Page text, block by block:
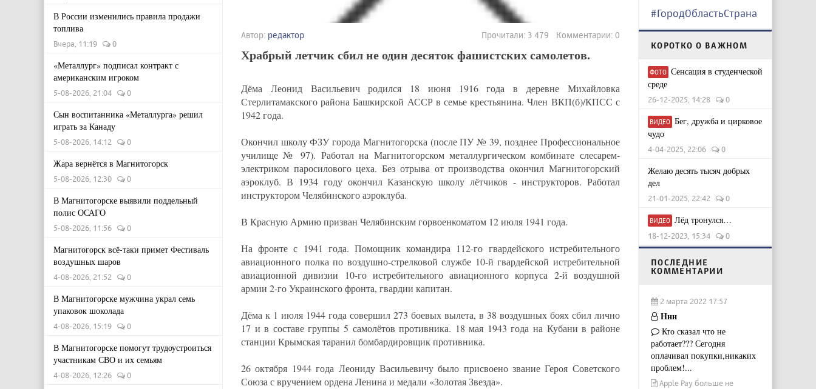
В России изменились правила продажи
топлива
Вчера, 11:19 0
«Металлург» подписал контракт с
американским игроком
5-08-2026, 21:04 0
Сын воспитанника «Металлурга» решил
играть за Канаду
5-08-2026, 14:12 0
Жара вернётся в Магнитогорск
5-08-2026, 12:30 0
В Магнитогорске выявили поддельный
полис ОСАГО
5-08-2026, 11:56 0
Магнитогорск всё-таки примет Фестиваль
воздушных шаров
4-08-2026, 21:52 0
В Магнитогорске мужчина украл семь
упаковок шоколада
4-08-2026, 15:19 0
В Магнитогорске помогут трудоустроиться
участникам СВО и их семьям
4-08-2026, 12:26 0
Автор: редактор Прочитали: 3 479 Комментарии: 0
Храбрый летчик сбил не один десяток фашистских самолетов.
Дёма Леонид Васильевич родился 18 июня 1916 года в деревне Михайловка
Стерлитамакского района Башкирской АССР в семье крестьянина. Член ВКП(б)/КПСС с
1942 года.
Окончил школу ФЗУ города Магнитогорска (после ПУ № 39, позднее Профессиональное
училище № 97). Работал на Магнитогорском металлургическом комбинате слесарем-
электриком паросилового цеха. Без отрыва от производства окончил Магнитогорский
аэроклуб. В 1934 году окончил Казанскую школу лётчиков - инструкторов. Работал
инструктором Челябинского аэроклуба.
В Красную Армию призван Челябинским горвоенкоматом 12 июля 1941 года.
На фронте с 1941 года. Помощник командира 112-го гвардейского истребительного
авиационного полка по воздушно-стрелковой службе 10-й гвардейской истребительной
авиационной дивизии 10-го истребительного авиационного корпуса 2-й воздушной
армии 2-го Украинского фронта, гвардии капитан.
Дёма к 1 июля 1944 года совершил 273 боевых вылета, в 38 воздушных боях сбил лично
17 и в составе группы 5 самолётов противника. 18 мая 1943 года на Кубани в районе
станции Крымская таранил бомбардировщик противника.
26 октября 1944 года Леониду Васильевичу было присвоено звание Героя Советского
Союза с вручением ордена Ленина и медали «Золотая Звезда».
#ГородОбластьСтрана
КОРОТКО О ВАЖНОМ
ФОТО Сенсация в студенческой
среде
26-12-2025, 14:28 0
ВИДЕО Бег, дружба и цирковое
чудо
4-04-2025, 22:06 0
Желаю десять тысяч добрых
дел
21-01-2025, 22:42 0
ВИДЕО Лёд тронулся…
18-12-2023, 15:34 0
ПОСЛЕДНИЕ
КОММЕНТАРИИ
2 марта 2022 17:57
Ннн
Кто сказал что не
работает??? Сегодня
оплачивал покупки,никаких
проблем!...
Apple Pay больше не